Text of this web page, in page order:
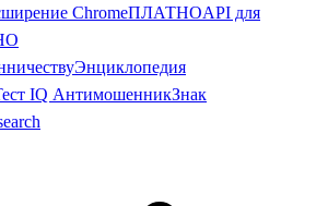
ChromeПЛАТНОAPI для
Энциклопедия
IQ АнтимошенникЗнак